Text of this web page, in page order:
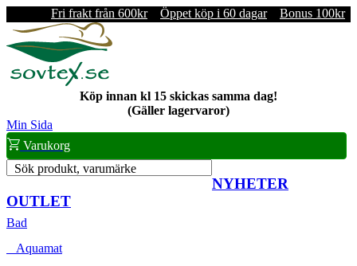
Fri frakt från 600kr Öppet köp i 60 dagar Bonus 100kr
Köp innan kl 15 skickas samma dag!
(Gäller lagervaror)
Min Sida
Varukorg
Sök produkt, varumärke
NYHETER
OUTLET
Bad
Aquamat